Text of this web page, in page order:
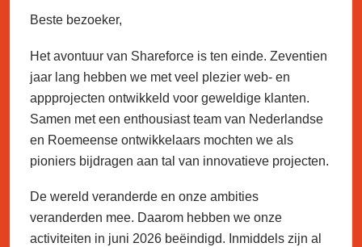
Beste bezoeker,
Het avontuur van Shareforce is ten einde. Zeventien
jaar lang hebben we met veel plezier web- en
appprojecten ontwikkeld voor geweldige klanten.
Samen met een enthousiast team van Nederlandse
en Roemeense ontwikkelaars mochten we als
pioniers bijdragen aan tal van innovatieve projecten.
De wereld veranderde en onze ambities
veranderden mee. Daarom hebben we onze
activiteiten in juni 2026 beëindigd. Inmiddels zijn al